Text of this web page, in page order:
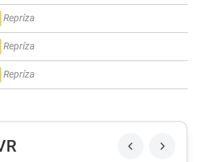
Repríza
Repríza
Repríza